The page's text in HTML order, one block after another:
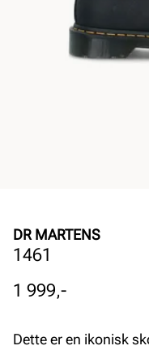
DR MARTENS
1461
Pris
1 999,-
Dette er en ikonisk